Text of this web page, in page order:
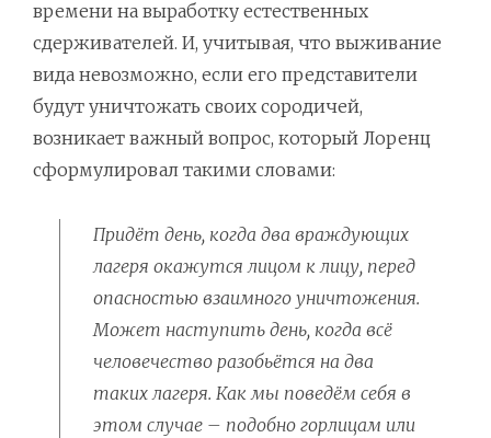
времени на выработку естественных
сдерживателей. И, учитывая, что выживание
вида невозможно, если его представители
будут уничтожать своих сородичей,
возникает важный вопрос, который Лоренц
сформулировал такими словами:
Придёт день, когда два враждующих
лагеря окажутся лицом к лицу, перед
опасностью взаимного уничтожения.
Может наступить день, когда всё
человечество разобьётся на два
таких лагеря. Как мы поведём себя в
этом случае – подобно горлицам или